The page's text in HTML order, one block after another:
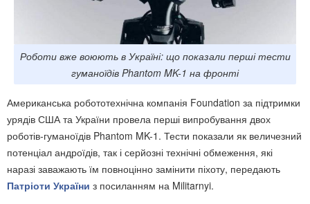
Роботи вже воюють в Україні: що показали перші тести
гуманоїдів Phantom MK-1 на фронті
Американська робототехнічна компанія Foundation за підтримки
урядів США та України провела перші випробування двох
роботів-гуманоїдів Phantom MK-1. Тести показали як величезний
потенціал андроїдів, так і серйозні технічні обмеження, які
наразі заважають їм повноцінно замінити піхоту, передають
Патріоти України з посиланням на Militarnyi.